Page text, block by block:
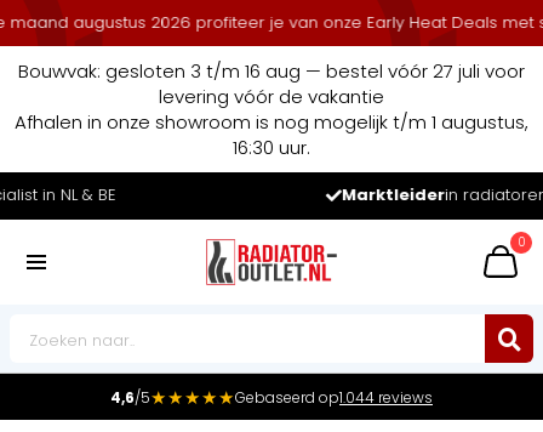
2026 profiteer je van onze Early Heat Deals met
Bouwvak: gesloten 3 t/m 16 aug — bestel vóór 27 juli voor
levering vóór de vakantie
Afhalen in onze showroom is nog mogelijk t/m 1 augustus,
16:30 uur.
in radiatoren in de Benelux
0
4,6/5★★★★★Gebaseerd op1.044 reviews